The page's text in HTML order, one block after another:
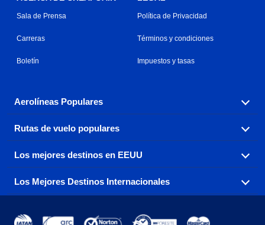
Sala de Prensa
Carreras
Boletín
Política de Privacidad
Términos y condiciones
Impuestos y tasas
Aerolíneas Populares
Explora nuestras opciones de tarifas aéreas baratas por
aerolínea, con más de 500 opciones para elegir.
Aeromexico
Air France Alaska Airlines
Rutas de vuelo populares
Reserva una de nuestras rutas de vuelo más populares
con tres sencillos clics.
Ft Lauderdale a Nueva York Los Ángeles a Las Vegas
Los mejores destinos en EEUU
Encuentra boletos de avión baratos a destinos
populares de los EEUU de costa a costa.
Los Mejores Destinos Internacionales
Asia y más allá.